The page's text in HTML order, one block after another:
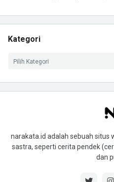
Kategori
narakata.id adalah sebuah situs
sastra, seperti cerita pendek
dan